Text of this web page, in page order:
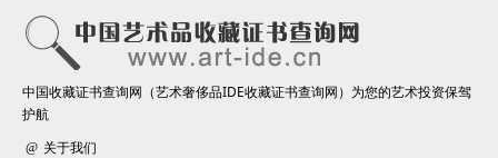
中国收藏证书查询网（艺术奢侈品IDE收藏证书查询网）为您的艺术投资保驾
护航
关于我们